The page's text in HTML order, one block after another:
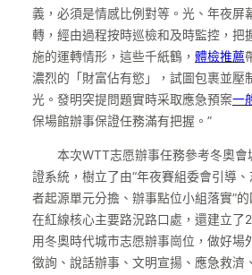
義，必須是情感比例對等。光、年夜屏
轉，經由過程按時巡檢和及時監控，把
施的運轉情形，這些千紙鶴， 體檢推薦
濃烈的「財富佔有慾」，試圖包裹並壓
光。發明突提問題實時采取應急預案一
保場館辦事保證任務滿有把握。”
本次WTT志愿辦事任務參考冬奧會
證系統，樹立了由“年夜賽組委會引導
者起源單元分擔、辦事點位小組落實”的
在紅線核心主要路況路口處，還建立了
用冬奧時代城市志愿辦事崗位，做好場
徵詢、說話辦事、文明宣揚、應急救濟